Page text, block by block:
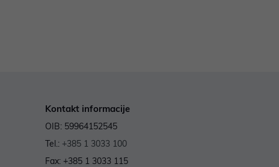
Kontakt informacije
OIB: 59964152545
Tel.: +385 1 3033 100
Fax: +385 1 3033 115